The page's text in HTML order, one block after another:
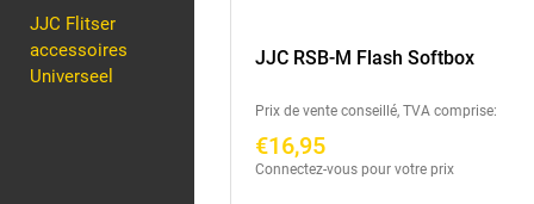
JJC Flitser
accessoires
Universeel
JJC RSB-M Flash Softbox
Prix de vente conseillé, TVA comprise:
€16,95
Connectez-vous pour votre prix